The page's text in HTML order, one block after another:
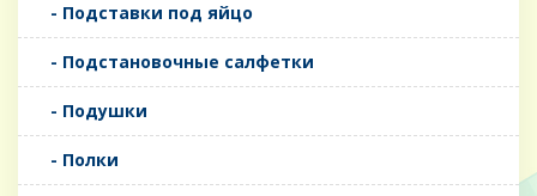
- Подставки под яйцо
- Подстановочные салфетки
- Подушки
- Полки